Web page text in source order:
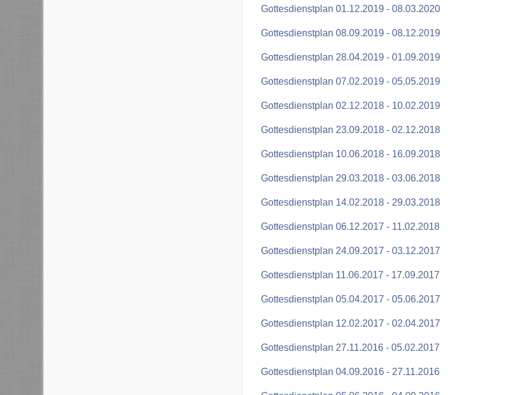
Gottesdienstplan 01.12.2019 - 08.03.2020
Gottesdienstplan 08.09.2019 - 08.12.2019
Gottesdienstplan 28.04.2019 - 01.09.2019
Gottesdienstplan 07.02.2019 - 05.05.2019
Gottesdienstplan 02.12.2018 - 10.02.2019
Gottesdienstplan 23.09.2018 - 02.12.2018
Gottesdienstplan 10.06.2018 - 16.09.2018
Gottesdienstplan 29.03.2018 - 03.06.2018
Gottesdienstplan 14.02.2018 - 29.03.2018
Gottesdienstplan 06.12.2017 - 11.02.2018
Gottesdienstplan 24.09.2017 - 03.12.2017
Gottesdienstplan 11.06.2017 - 17.09.2017
Gottesdienstplan 05.04.2017 - 05.06.2017
Gottesdienstplan 12.02.2017 - 02.04.2017
Gottesdienstplan 27.11.2016 - 05.02.2017
Gottesdienstplan 04.09.2016 - 27.11.2016